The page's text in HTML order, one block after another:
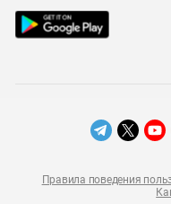
Правила поведения